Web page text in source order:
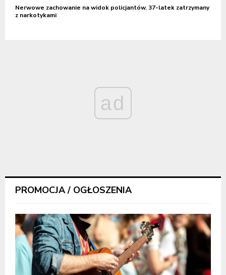
Nerwowe zachowanie na widok policjantów. 37-latek zatrzymany
z narkotykami
ad
PROMOCJA / OGŁOSZENIA